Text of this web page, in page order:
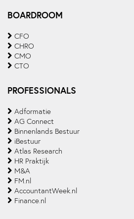
BOARDROOM
CFO
CHRO
CMO
CTO
PROFESSIONALS
Adformatie
AG Connect
Binnenlands Bestuur
iBestuur
Atlas Research
HR Praktijk
M&A
FM.nl
AccountantWeek.nl
Finance.nl